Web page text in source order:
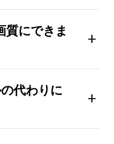
質にできま
+
代わりに
+